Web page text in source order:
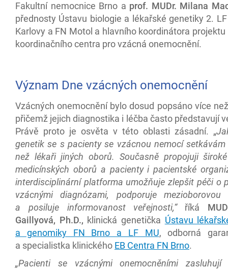
Fakultní nemocnice Brno a prof. MUDr. Milana
přednosty Ústavu biologie a lékařské genetiky 2.
Karlovy a FN Motol a hlavního koordinátora projektu
koordinačního centra pro vzácná onemocnění.
Význam Dne vzácných onemocnění
Vzácných onemocnění bylo dosud popsáno více
přičemž jejich diagnostika i léčba často představují
Právě proto je osvěta v této oblasti zásadní. „
genetik se s pacienty se vzácnou nemocí
než lékaři jiných oborů. Současně propojuji
medicínských oborů a pacienty i pacientské
interdisciplinární platforma umožňuje zlepšit péči o
vzácnými diagnózami, podporuje mezioborovou
a posiluje informovanost veřejnosti,“říká
Gaillyová, Ph.D., klinická genetička Ústavu
a genomiky FN Brno a LF MU, odborná
a specialistka klinického EB Centra FN Brno.
„Pacienti se vzácnými onemocněními zasluhují